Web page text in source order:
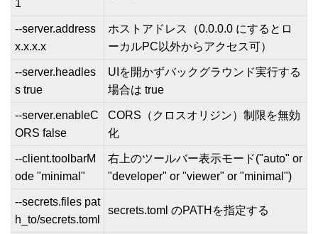
1
--server.address
x.x.x.x
ホストアドレス（0.0.0.0 にするとロ
ーカルPC以外からアクセス可）
--server.headles
s true
UIを開かずバックグラウンド実行する
場合は true
--server.enableC
ORS false
CORS（クロスオリジン）制限を無効
化
--client.toolbarM
ode "minimal"
右上のツールバー表示モード("auto" or
"developer" or "viewer" or "minimal")
--secrets.files pat
h_to/secrets.toml
secrets.toml のPATHを指定する